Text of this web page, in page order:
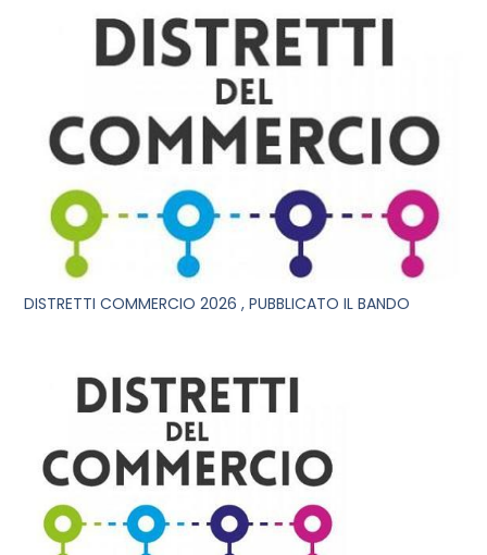
DISTRETTI COMMERCIO 2026 , PUBBLICATO IL BANDO